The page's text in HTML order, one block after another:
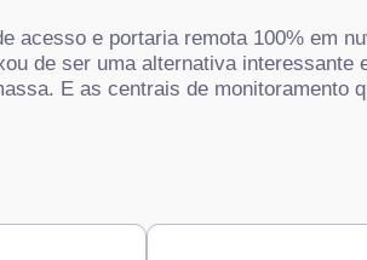
e portaria remota 100% em
de ser uma alternativa
E as centrais de monitoramento